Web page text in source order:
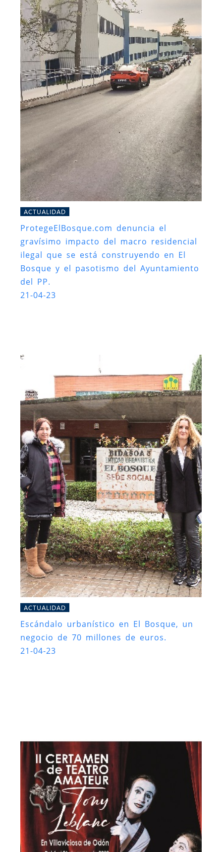
ACTUALIDAD
ProtegeElBosque.com denuncia el
gravísimo impacto del macro residencial
ilegal que se está construyendo en El
Bosque y el pasotismo del Ayuntamiento
del PP.
21-04-23
ACTUALIDAD
Escándalo urbanístico en El Bosque, un
negocio de 70 millones de euros.
21-04-23